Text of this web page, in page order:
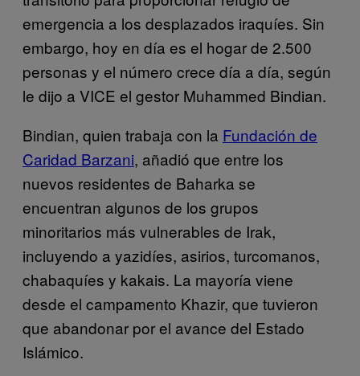
emergencia a los desplazados iraquíes. Sin
embargo, hoy en día es el hogar de 2.500
personas y el número crece día a día, según
le dijo a VICE el gestor Muhammed Bindian.
Bindian, quien trabaja con la Fundación de
Caridad Barzani, añadió que entre los
nuevos residentes de Baharka se
encuentran algunos de los grupos
minoritarios más vulnerables de Irak,
incluyendo a yazidíes, asirios, turcomanos,
chabaquíes y kakais. La mayoría viene
desde el campamento Khazir, que tuvieron
que abandonar por el avance del Estado
Islámico.